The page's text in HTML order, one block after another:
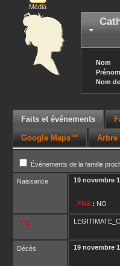
Média
Nom
Nom
Faits et événements
Google Maps™ Arbre
Événements de la famille
Naissance 19 novembre
_FNA : NO
_FIL
Décès 19 novembre